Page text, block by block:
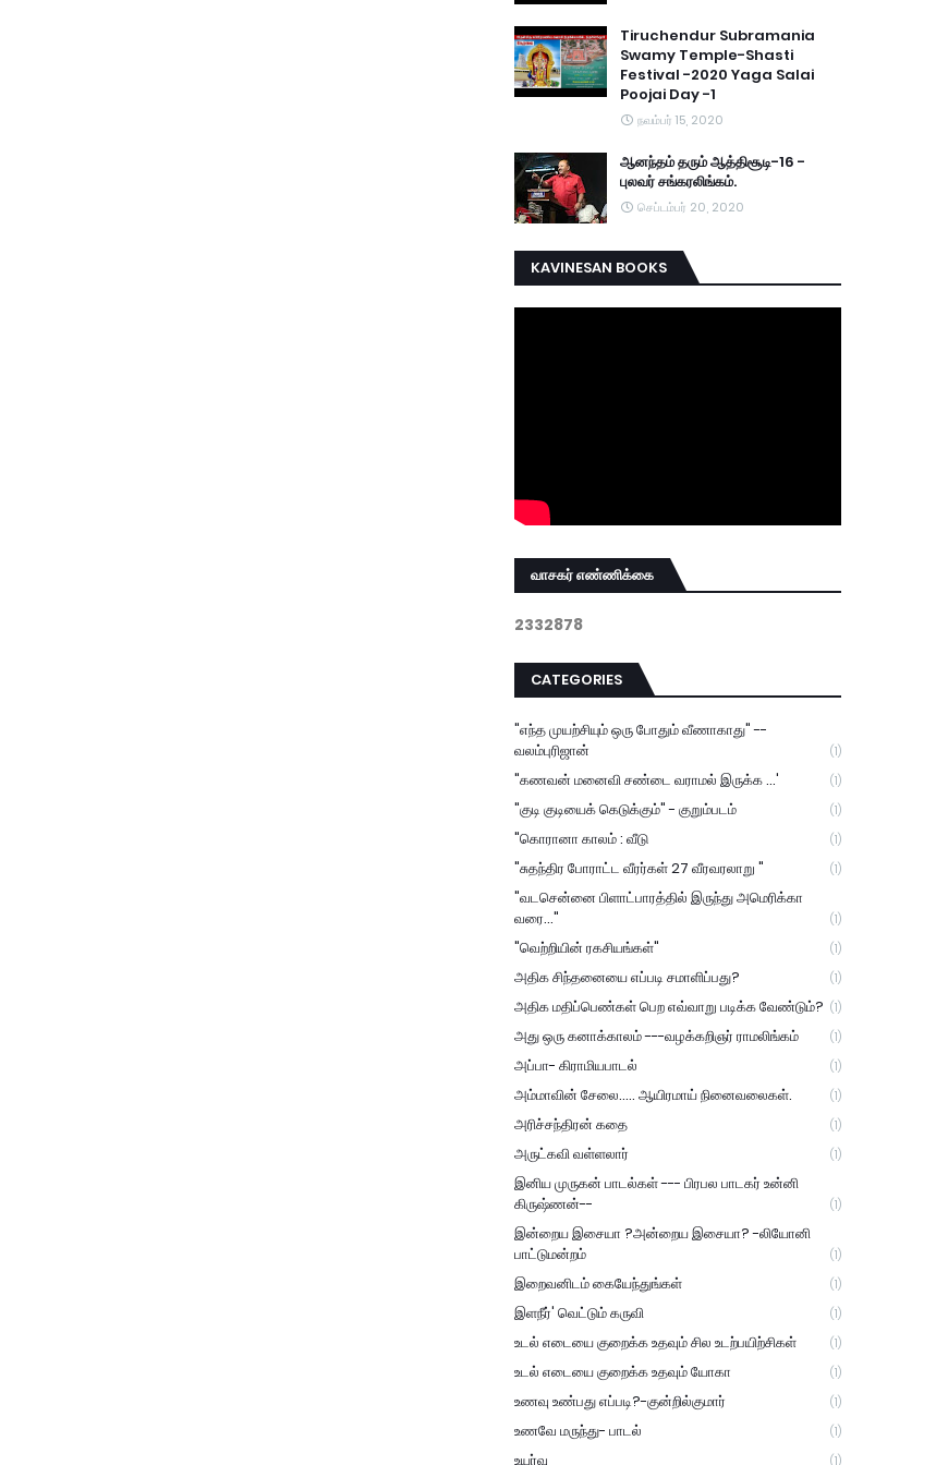
Tiruchendur Subramania
Swamy Temple-Shasti
Festival -2020 Yaga Salai
Poojai Day -1
நவம்பர் 15, 2020
ஆனந்தம் தரும் ஆத்திசூடி-16 -
புலவர் சங்கரலிங்கம்.
செப்டம்பர் 20, 2020
KAVINESAN BOOKS
வாசகர் எண்ணிக்கை
2332878
CATEGORIES
"எந்த முயற்சியும் ஒரு போதும் வீணாகாது" --
வலம்புரிஜான்
(1)
"கணவன் மனைவி சண்டை வராமல் இருக்க ...' (1)
"குடி குடியைக் கெடுக்கும்" - குறும்படம் (1)
"கொரானா காலம் : வீடு (1)
"சுதந்திர போராட்ட வீரர்கள் 27 வீரவரலாறு " (1)
"வடசென்னை பிளாட்பாரத்தில் இருந்து அமெரிக்கா
வரை..."
(1)
"வெற்றியின் ரகசியங்கள்" (1)
அதிக சிந்தனையை எப்படி சமாளிப்பது? (1)
அதிக மதிப்பெண்கள் பெற எவ்வாறு படிக்க வேண்டும்? (1)
அது ஒரு கனாக்காலம் ---வழக்கறிஞர் ராமலிங்கம் (1)
அப்பா- கிராமியபாடல் (1)
அம்மாவின் சேலை..... ஆயிரமாய் நினைவலைகள். (1)
அரிச்சந்திரன் கதை (1)
அருட்கவி வள்ளலார் (1)
இனிய முருகன் பாடல்கள் --- பிரபல பாடகர் உன்னி
கிருஷ்ணன்--
(1)
இன்றைய இசையா ?அன்றைய இசையா? -லியோனி
பாட்டுமன்றம்
(1)
இறைவனிடம் கையேந்துங்கள் (1)
இளநீர்' வெட்டும் கருவி (1)
உடல் எடையை குறைக்க உதவும் சில உடற்பயிற்சிகள் (1)
உடல் எடையை குறைக்க உதவும் யோகா (1)
உணவு உண்பது எப்படி?-குன்றில்குமார் (1)
உணவே மருந்து- பாடல் (1)
உயர்வு (1)